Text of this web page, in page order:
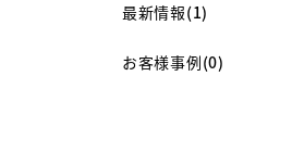
最新情報(1)
お客様事例(0)